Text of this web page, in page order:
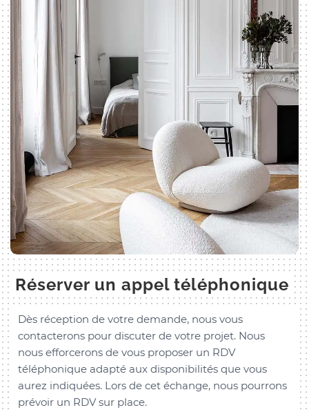
Réserver un appel téléphonique
Dès réception de votre demande, nous vous
contacterons pour discuter de votre projet. Nous
nous efforcerons de vous proposer un RDV
téléphonique adapté aux disponibilités que vous
aurez indiquées. Lors de cet échange, nous pourrons
prévoir un RDV sur place.